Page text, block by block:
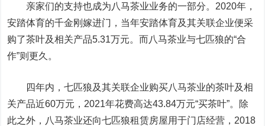
亲家们的支持也成为八马茶业业务的一部分。2020年，
安踏体育的千金刚嫁进门，当年安踏体育及其关联企业便采
购了茶叶及相关产品5.31万元。而八马茶业与七匹狼的“合
作”则更久。
四年内，七匹狼及其关联企业购买八马茶业的茶叶及相
关产品近60万元，2021年花费高达43.84万元“买茶叶”。除
此之外，八马茶业还向七匹狼租赁房屋用于门店经营，2018